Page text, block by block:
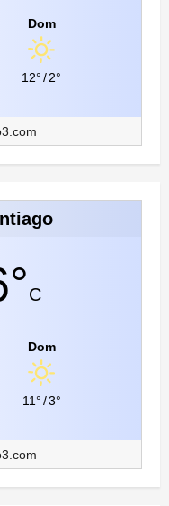
Dom
12°/2°
C
Dom
11°/3°